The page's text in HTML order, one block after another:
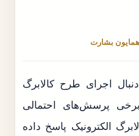
همایون بشارت
اجرای طرح کالابرگ
برخی پرسش‌های احتمالی
الکترونیک پاسخ داده